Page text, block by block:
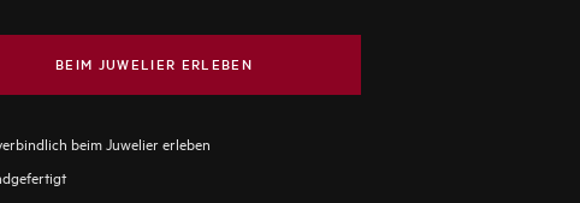
BEIM JUWELIER ERLEBEN
beim Juwelier erleben